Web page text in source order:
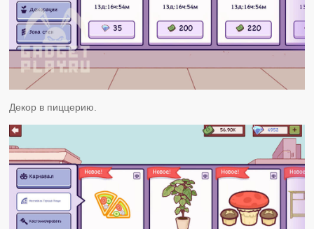
Декор в пиццерию.